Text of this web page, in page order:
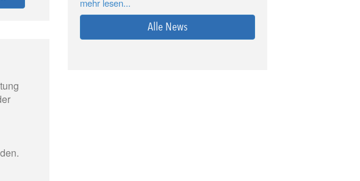
mehr lesen...
Alle News